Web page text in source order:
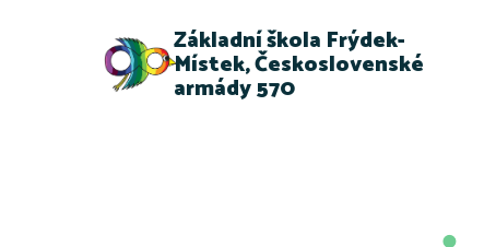
Základní škola Frýdek-
Místek, Československé
armády 570